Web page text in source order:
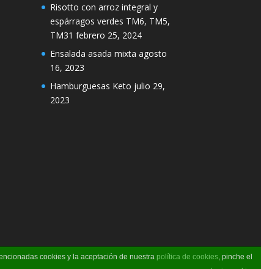
Risotto con arroz integral y
espárragos verdes TM6, TM5,
TM31 febrero 25, 2024
Ensalada asada mixta agosto
16, 2023
Hamburguesas Keto julio 29,
2023
cookies y la aceptación de nuestra política de cookies, pinche el